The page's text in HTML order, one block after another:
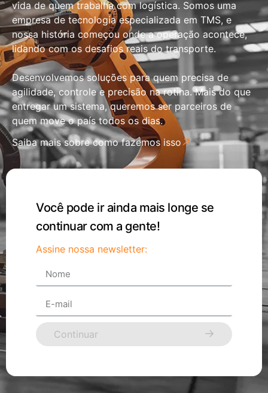
vida de quem trabalha com logística. Somos uma
empresa de tecnologia especializada em TMS, e
nossa história começou onde a operação acontece,
lidando com os desafios reais do transporte.
Desenvolvemos soluções para quem precisa de
agilidade, controle e precisão na rotina. Mais do que
entregar um sistema, queremos ser parceiros de
quem move o país todos os dias.
Saiba mais sobre como fazemos isso
Você pode ir ainda mais longe se
continuar com a gente!
Assine nossa newsletter:
Continuar